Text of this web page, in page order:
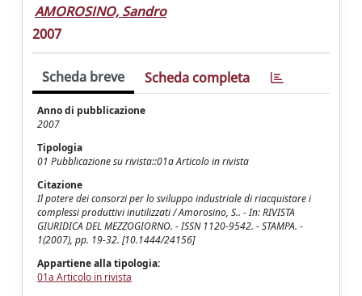
AMOROSINO, Sandro
2007
Scheda breve Scheda completa
Anno di pubblicazione
2007
Tipologia
01 Pubblicazione su rivista::01a Articolo in rivista
Citazione
Il potere dei consorzi per lo sviluppo industriale di riacquistare i
complessi produttivi inutilizzati / Amorosino, S.. - In: RIVISTA
GIURIDICA DEL MEZZOGIORNO. - ISSN 1120-9542. - STAMPA. -
1(2007), pp. 19-32. [10.1444/24156]
Appartiene alla tipologia:
01a Articolo in rivista